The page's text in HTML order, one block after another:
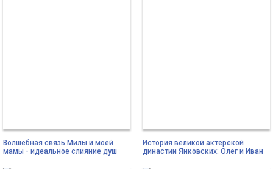
Волшебная связь Милы и моей
мамы - идеальное слияние душ
История великой актерской
династии Янковских: Олег и Иван